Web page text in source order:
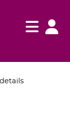
Navigatie